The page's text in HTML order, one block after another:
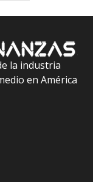
la industria
en América